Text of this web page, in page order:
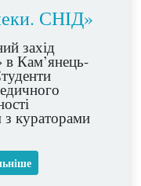
СНІД»
захід
Кам’янець-
з кураторами